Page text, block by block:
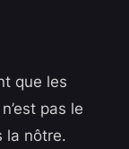
que les
pas le
la nôtre.